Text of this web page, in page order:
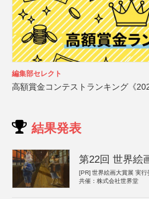
編集部セレクト
高額賞金コンテストランキング《
結果発表
第22回 世界絵
[PR] 世界絵画大賞展 実行
共催：株式会社世界堂